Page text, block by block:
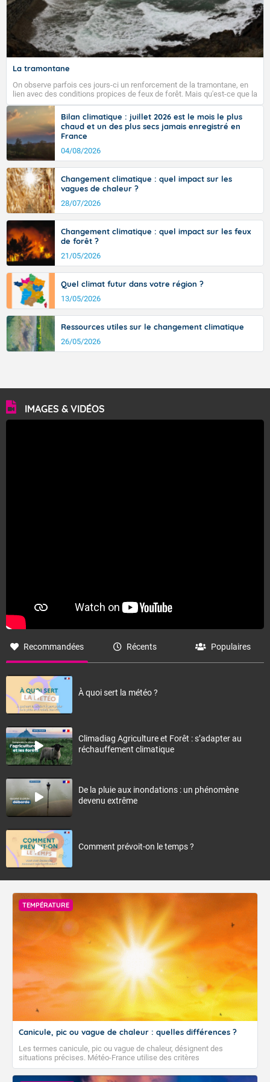
La tramontane
On observe parfois ces jours-ci un renforcement de la tramontane, en
lien avec des conditions propices de feux de forêt. Mais qu'est-ce que la
tramontane ? Quelles sont ses caractéristiques ? La tramontane est un
vent turbulent soufflant de secteur nord-ouest à nord, ou ouest à nord-
ouest, dans un secteur qui part du Roussillon à la vallée de l’Aude et à
l’ouest de l’Hérault. L’étymologie de ce vent vient du latin trasmontanus,
signifiant au-delà des monts, en allusion aux régions montagneuses
d’où provient ce vent.
Bilan climatique : juillet 2026 est le mois le plus
chaud et un des plus secs jamais enregistré en
France
04/08/2026
Changement climatique : quel impact sur les
vagues de chaleur ?
28/07/2026
Changement climatique : quel impact sur les feux
de forêt ?
21/05/2026
Quel climat futur dans votre région ?
13/05/2026
Ressources utiles sur le changement climatique
26/05/2026
IMAGES & VIDÉOS
Recommandées Récents Populaires
À quoi sert la météo ?
Climadiag Agriculture et Forêt : s’adapter au
réchauffement climatique
De la pluie aux inondations : un phénomène
devenu extrême
Comment prévoit-on le temps ?
TEMPÉRATURE
Canicule, pic ou vague de chaleur : quelles différences ?
Les termes canicule, pic ou vague de chaleur, désignent des
situations précises. Météo-France utilise des critères
climatologiques pour évaluer et qualifier les épisodes de chaleur qui
peuvent avoir des impacts sanitaires et socio-économiques